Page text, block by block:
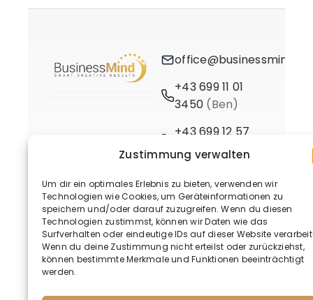
Zustimmung verwalten
Um dir ein optimales Erlebnis zu bieten, verwenden wir
Technologien wie Cookies, um Geräteinformationen zu
speichern und/oder darauf zuzugreifen. Wenn du diesen
Technologien zustimmst, können wir Daten wie das
Surfverhalten oder eindeutige IDs auf dieser Website
Wenn du deine Zustimmung nicht erteilst oder zurückziehst,
können bestimmte Merkmale und Funktionen beeinträchtigt
werden.
office@businessmind.at
+43 699 11 01
3450 (Ben)
+43 699 12 57
3661(Birgit)
© 2020 - 2026 • BusinessMind